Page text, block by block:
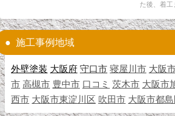
た後、着工
施工事例地域
外壁塗装 大阪府 守口市 寝屋川市 大阪
市 高槻市 豊中市 口コミ 茨木市 大阪市
西市 大阪市東淀川区 吹田市 大阪市都島